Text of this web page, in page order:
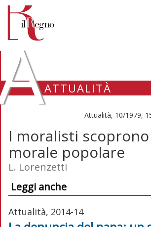
ATTUALITÀ
Attualità, 10/1979,
I moralisti
morale popolare
L. Lorenzetti
Leggi anche
Attualità, 2014-14